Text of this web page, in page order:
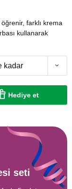
farklı krema
kullanarak
kadar
Hediye et
seti